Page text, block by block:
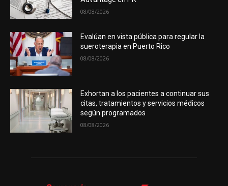
08/08/2026
Evalúan en vista pública para regular la
sueroterapia en Puerto Rico
08/08/2026
Exhortan a los pacientes a continuar sus
citas, tratamientos y servicios médicos
según programados
08/08/2026